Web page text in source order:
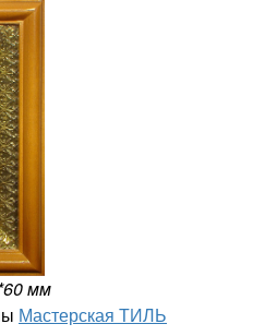
мм
Мастерская ТИЛЬ